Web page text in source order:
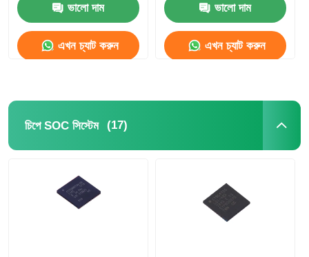
পাওয়ার ম্যানেজমেন্ট চিপ
ভালো দাম
এখন চ্যাট করুন
ভালো দাম
এখন চ্যাট করুন
চিপে SOC সিস্টেম (17)